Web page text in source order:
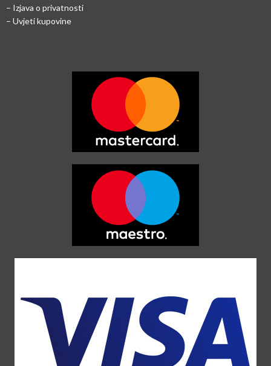
– Izjava o privatnosti
– Uvjeti kupovine